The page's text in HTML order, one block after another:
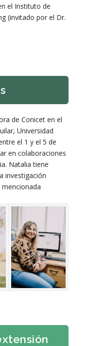
el Instituto de
(invitado por el Dr.
de Conicet en el
Universidad
el 1 y el 5 de
en colaboraciones
Natalia tiene
investigación